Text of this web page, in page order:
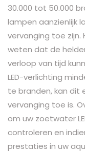
30.000 tot 50.000
lampen aanzienlijk
vervanging toe
weten dat de
verloop van tijd
LED-verlichting
te branden, kan dit
vervanging toe is.
om uw zoetwater
controleren en
prestaties in uw